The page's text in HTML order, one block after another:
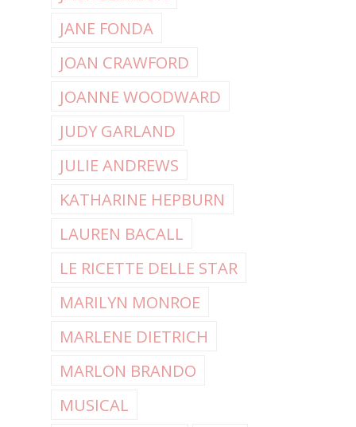
JANE FONDA
JOAN CRAWFORD
JOANNE WOODWARD
JUDY GARLAND
JULIE ANDREWS
KATHARINE HEPBURN
LAUREN BACALL
LE RICETTE DELLE STAR
MARILYN MONROE
MARLENE DIETRICH
MARLON BRANDO
MUSICAL